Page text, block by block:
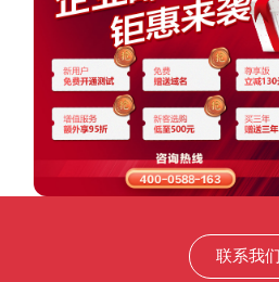
联系我们